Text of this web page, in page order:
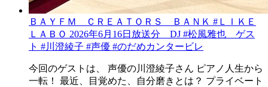
ＢＡＹＦＭ ＣＲＥＡＴＯＲＳ ＢＡＮＫ #ＬＩＫＥ
ＬＡＢＯ 2026年6月16日放送分 DJ #松風雅也 ゲス
ト #川澄綾子 #声優 #のだめカンタービレ
今回のゲストは、 声優の川澄綾子さん ピアノ人生から
一転！ 最近、目覚めた、自分磨きとは？ プライベート